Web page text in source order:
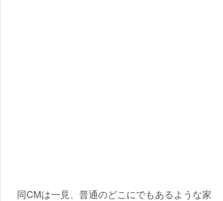
同CMは一見、普通のどこにでもあるような家